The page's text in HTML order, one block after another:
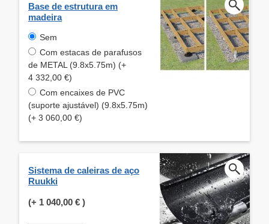
Base de estrutura em
madeira
Sem
Com estacas de parafusos
de METAL (9.8x5.75m) (+
4 332,00 €)
Com encaixes de PVC
(suporte ajustável) (9.8x5.75m)
(+ 3 060,00 €)
Sistema de caleiras de aço
Ruukki
(+ 1 040,00 € )